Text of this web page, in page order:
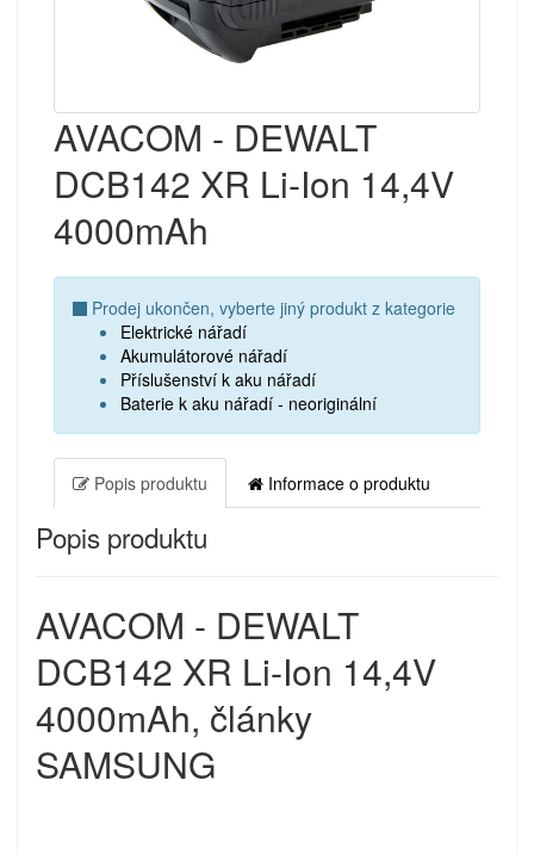
AVACOM - DEWALT
DCB142 XR Li-Ion 14,4V
4000mAh
Prodej ukončen, vyberte jiný produkt z kategorie
Elektrické nářadí
Akumulátorové nářadí
Příslušenství k aku nářadí
Baterie k aku nářadí - neoriginální
Popis produktu Informace o produktu
Popis produktu
AVACOM - DEWALT
DCB142 XR Li-Ion 14,4V
4000mAh, články
SAMSUNG